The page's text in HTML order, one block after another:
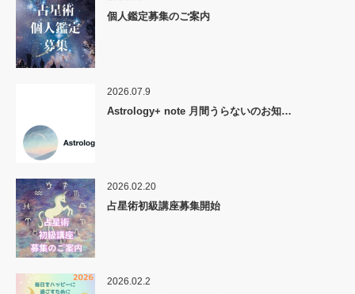
個人鑑定募集のご案内
2026.07.9
Astrology+ note 月間うらないのお知…
2026.02.20
占星術初級講座募集開始
2026.02.2